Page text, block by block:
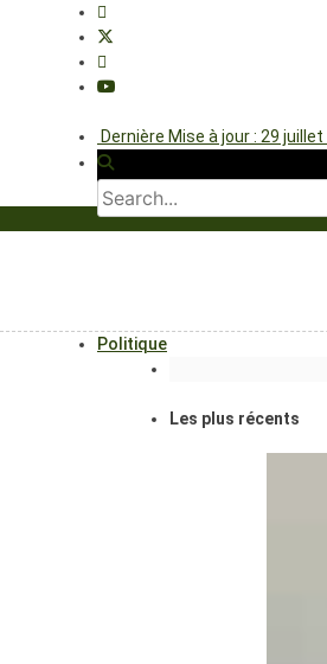
Dernière Mise à jour : 29
Politique
Les plus récents